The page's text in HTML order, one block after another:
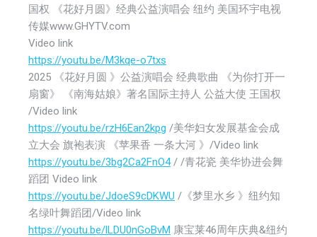
国权 《花好月圆》经典公益演唱会 纽约 美国环宇电视
传媒www.GHYTV.com
Video link
https://youtu.be/M3kqe-o7txs
2025 《花好月圆 》公益演唱会 经典歌曲 《为你打开一
扇窗》 《南海姑娘》著名国际主持人 公益大使 王国权
/Video link
https://youtu.be/rzH6Ean2kpg /美华妇女发展基金会成
立大会 旗袍表演 《苹果香 一条大河 》/Video link
https://youtu.be/3bg2Ca2FnO4/ /青花瓷 美华协进会舞
蹈团 Video link
https://youtu.be/JdoeS9cDKWU /《梦里水乡 》纽约知
名绿叶舞蹈团/Video link
https://youtu.be/lLDU0nGoBvM 康宝莱46周年庆典&纽约